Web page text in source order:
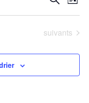
et
Liste
Évènements
suivants